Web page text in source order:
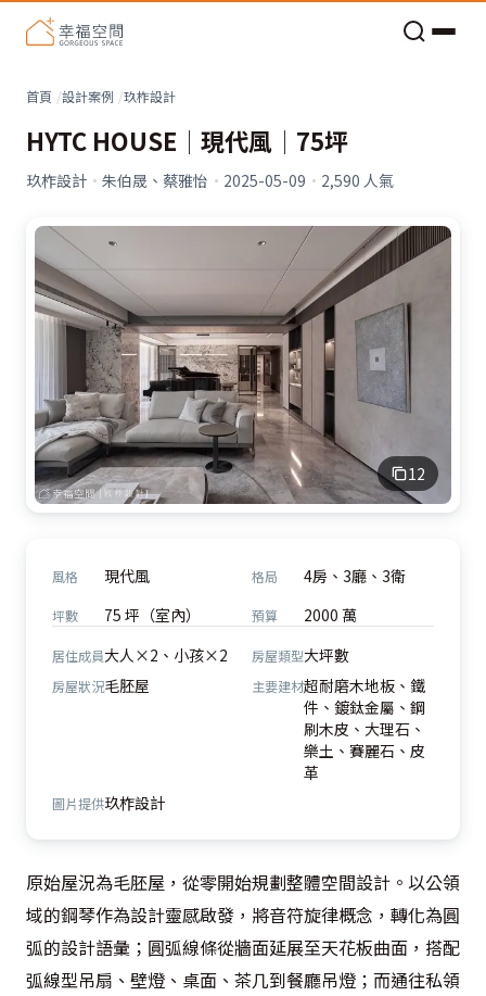
首頁 設計案例 玖柞設計
HYTC HOUSE│現代風│75坪
玖柞設計 · 朱伯晟、蔡雅怡 · 2025-05-09 · 2,590 人氣
12
風格 現代風 格局 4房、3廳、3衛
坪數 75 坪（室內） 預算 2000 萬
居住成員大人×2、小孩×2 房屋類型大坪數
房屋狀況毛胚屋 主要建材超耐磨木地板、鐵
件、鍍鈦金屬、鋼
刷木皮、大理石、
樂土、賽麗石、皮
革
圖片提供玖柞設計
原始屋況為毛胚屋，從零開始規劃整體空間設計。以公領
域的鋼琴作為設計靈感啟發，將音符旋律概念，轉化為圓
弧的設計語彙；圓弧線條從牆面延展至天花板曲面，搭配
弧線型吊扇、壁燈、桌面、茶几到餐廳吊燈；而通往私領